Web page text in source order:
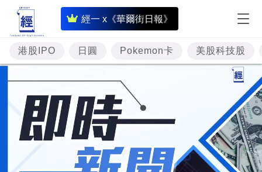
經一 x《華爾街日報》
即
時
財
經
專
題
投
資
樓
港股IPO 日圓 Pokemon卡 美股科技股